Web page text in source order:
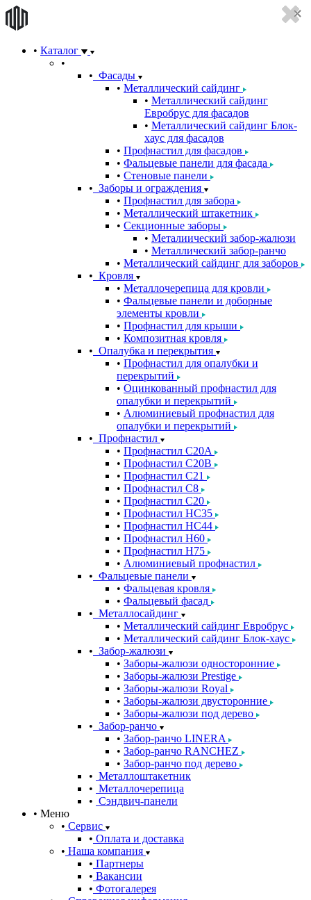
Каталог
Фасады
Металлический сайдинг
Металлический сайдинг
Евробрус для фасадов
Металлический сайдинг Блок-
хаус для фасадов
Профнастил для фасадов
Фальцевые панели для фасада
Стеновые панели
Заборы и ограждения
Профнастил для забора
Металлический штакетник
Секционные заборы
Металиический забор-жалюзи
Металлический забор-ранчо
Металлический сайдинг для заборов
Кровля
Металлочерепица для кровли
Фальцевые панели и доборные
элементы кровли
Профнастил для крыши
Композитная кровля
Опалубка и перекрытия
Профнастил для опалубки и
перекрытий
Оцинкованный профнастил для
опалубки и перекрытий
Алюминиевый профнастил для
опалубки и перекрытий
Профнастил
Профнастил С20A
Профнастил С20B
Профнастил С21
Профнастил С8
Профнастил С20
Профнастил НС35
Профнастил НС44
Профнастил Н60
Профнастил Н75
Алюминиевый профнастил
Фальцевые панели
Фальцевая кровля
Фальцевый фасад
Металлосайдинг
Металлический сайдинг Евробрус
Металлический сайдинг Блок-хаус
Забор-жалюзи
Заборы-жалюзи односторонние
Заборы-жалюзи Prestige
Заборы-жалюзи Royal
Заборы-жалюзи двусторонние
Заборы-жалюзи под дерево
Забор-ранчо
Забор-ранчо LINERA
Забор-ранчо RANCHEZ
Забор-ранчо под дерево
Металлоштакетник
Металлочерепица
Сэндвич-панели
Меню
Сервис
Оплата и доставка
Наша компания
Партнеры
Вакансии
Фотогалерея